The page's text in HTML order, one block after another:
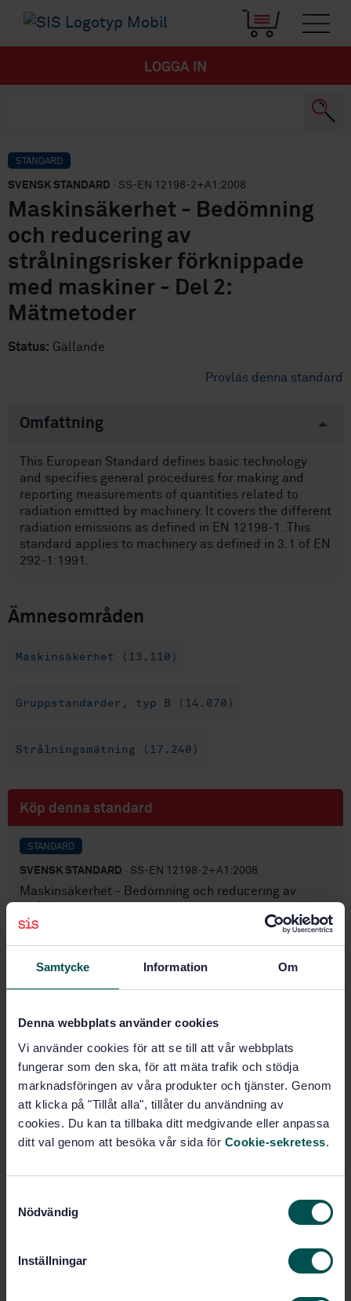
Samtycke Information Om
Denna webbplats använder cookies
Vi använder cookies för att se till att vår webbplats
fungerar som den ska, för att mäta trafik och stödja
marknadsföringen av våra produkter och tjänster. Genom
att klicka på "Tillåt alla", tillåter du användning av
cookies. Du kan ta tillbaka ditt medgivande eller anpassa
ditt val genom att besöka vår sida för Cookie-sekretess.
Nödvändig
Inställningar
LOGGA IN
STANDARD
SVENSK STANDARD · SS-EN 12198-2+A1:2008
Maskinsäkerhet - Bedömning
och reducering av
strålningsrisker förknippade
med maskiner - Del 2:
Mätmetoder
Status: Gällande
Provläs denna standard
Omfattning
This European Standard defines basic technology
and specifies general procedures for making and
reporting measurements of quantities related to
radiation emitted by machinery. It covers the different
radiation emissions as defined in EN 12198-1. This
standard applies to machinery as defined in 3.1 of EN
292-1:1991.
Ämnesområden
Maskinsäkerhet (13.110)
Gruppstandarder, typ B (14.070)
Strålningsmätning (17.240)
Köp denna standard
STANDARD
SVENSK STANDARD · SS-EN 12198-2+A1:2008
Maskinsäkerhet - Bedömning och reducering av
Mätmetoder
Prenumerera på standarden - Läs mer
Fler alternativ
Produktinformation
Internationell titel:
Safety of machinery -
Assessment and reduction of risks
machinery - Part 2: Radiation emission
measurement procedure